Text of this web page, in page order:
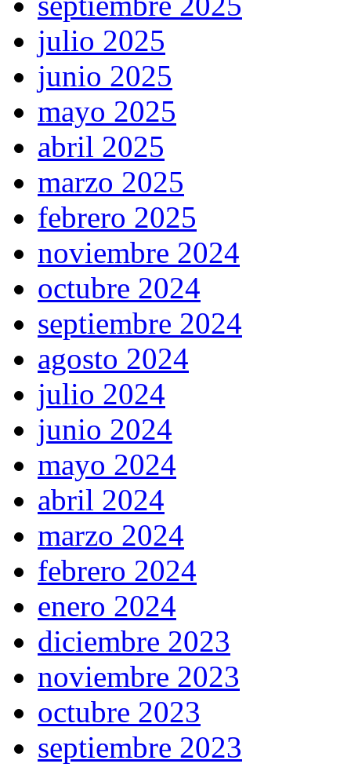
julio 2025
junio 2025
mayo 2025
abril 2025
marzo 2025
febrero 2025
noviembre 2024
octubre 2024
septiembre 2024
agosto 2024
julio 2024
junio 2024
mayo 2024
abril 2024
marzo 2024
febrero 2024
enero 2024
diciembre 2023
noviembre 2023
octubre 2023
septiembre 2023